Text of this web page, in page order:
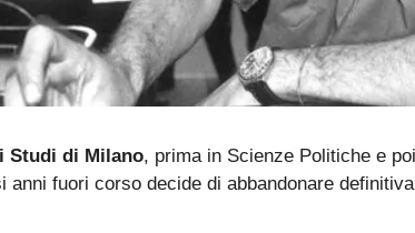
Studi di Milano, prima in Scienze Politiche e
fuori corso decide di abbandonare